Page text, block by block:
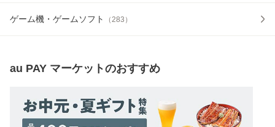
ゲーム機・ゲームソフト （283 ）
au PAY マーケットのおすすめ